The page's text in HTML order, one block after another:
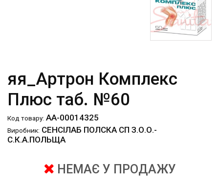
яя_Артрон Комплекс
Плюс таб. №60
Код товару: АА-00014325
Виробник: СЕНСІЛАБ ПОЛСКА СП З.О.О.-
С.К.А.ПОЛЬЩА
НЕМАЄ У ПРОДАЖУ